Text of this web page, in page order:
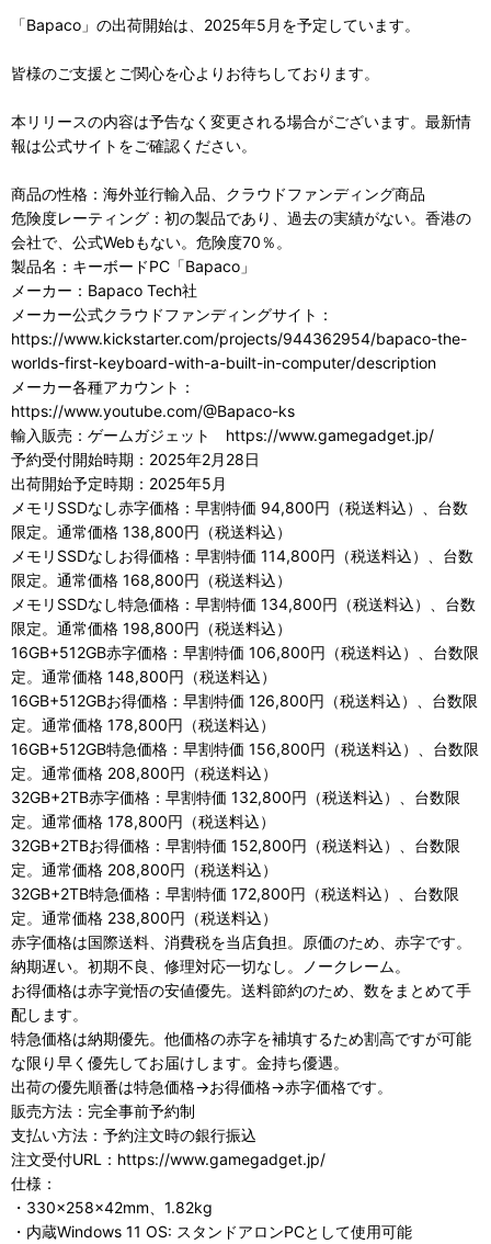
「Bapaco」の出荷開始は、2025年5月を予定しています。
皆様のご支援とご関心を心よりお待ちしております。
本リリースの内容は予告なく変更される場合がございます。最新情
報は公式サイトをご確認ください。
商品の性格：海外並行輸入品、クラウドファンディング商品
危険度レーティング：初の製品であり、過去の実績がない。香港の
会社で、公式Webもない。危険度70％。
製品名：キーボードPC「Bapaco」
メーカー：Bapaco Tech社
メーカー公式クラウドファンディングサイト：
https://www.kickstarter.com/projects/944362954/bapaco-the-
worlds-first-keyboard-with-a-built-in-computer/description
メーカー各種アカウント：
https://www.youtube.com/@Bapaco-ks
輸入販売：ゲームガジェット https://www.gamegadget.jp/
予約受付開始時期：2025年2月28日
出荷開始予定時期：2025年5月
メモリSSDなし赤字価格：早割特価 94,800円（税送料込）、台数
限定。通常価格 138,800円（税送料込）
メモリSSDなしお得価格：早割特価 114,800円（税送料込）、台数
限定。通常価格 168,800円（税送料込）
メモリSSDなし特急価格：早割特価 134,800円（税送料込）、台数
限定。通常価格 198,800円（税送料込）
16GB+512GB赤字価格：早割特価 106,800円（税送料込）、台数限
定。通常価格 148,800円（税送料込）
16GB+512GBお得価格：早割特価 126,800円（税送料込）、台数限
定。通常価格 178,800円（税送料込）
16GB+512GB特急価格：早割特価 156,800円（税送料込）、台数限
定。通常価格 208,800円（税送料込）
32GB+2TB赤字価格：早割特価 132,800円（税送料込）、台数限
定。通常価格 178,800円（税送料込）
32GB+2TBお得価格：早割特価 152,800円（税送料込）、台数限
定。通常価格 208,800円（税送料込）
32GB+2TB特急価格：早割特価 172,800円（税送料込）、台数限
定。通常価格 238,800円（税送料込）
赤字価格は国際送料、消費税を当店負担。原価のため、赤字です。
納期遅い。初期不良、修理対応一切なし。ノークレーム。
お得価格は赤字覚悟の安値優先。送料節約のため、数をまとめて手
配します。
特急価格は納期優先。他価格の赤字を補填するため割高ですが可能
な限り早く優先してお届けします。金持ち優遇。
出荷の優先順番は特急価格→お得価格→赤字価格です。
販売方法：完全事前予約制
支払い方法：予約注文時の銀行振込
注文受付URL：https://www.gamegadget.jp/
仕様：
・330×258×42mm、1.82kg
・内蔵Windows 11 OS: スタンドアロンPCとして使用可能